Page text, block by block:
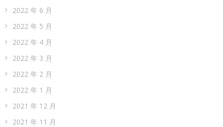
2022 年 6 月
2022 年 5 月
2022 年 4 月
2022 年 3 月
2022 年 2 月
2022 年 1 月
2021 年 12 月
2021 年 11 月